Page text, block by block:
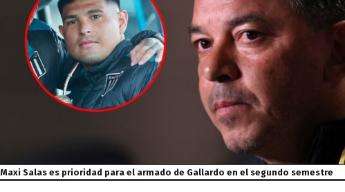
Maxi Salas es prioridad para el armado de Gallardo en el segundo semestre